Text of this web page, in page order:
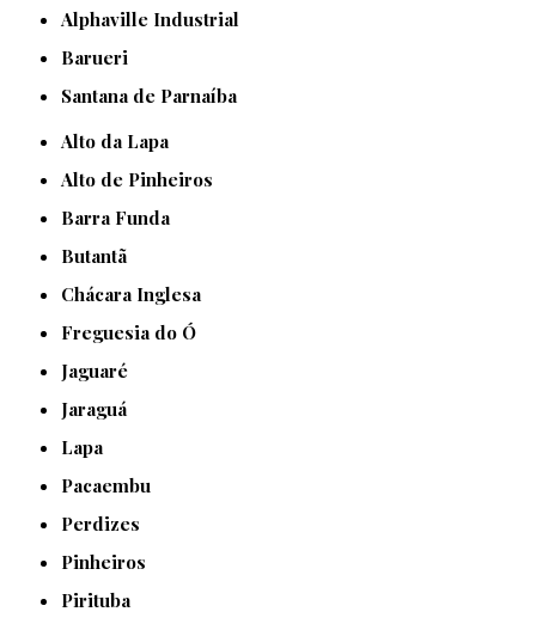
Alphaville Industrial
Barueri
Santana de Parnaíba
Alto da Lapa
Alto de Pinheiros
Barra Funda
Butantã
Chácara Inglesa
Freguesia do Ó
Jaguaré
Jaraguá
Lapa
Pacaembu
Perdizes
Pinheiros
Pirituba